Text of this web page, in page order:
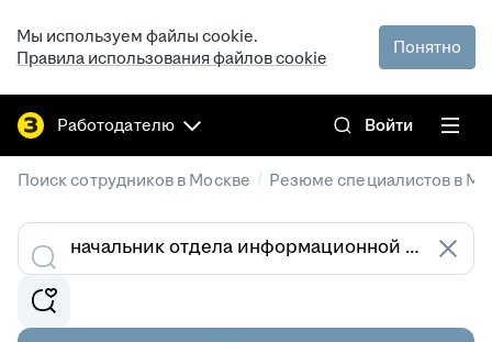
Мы используем файлы cookie.
Правила использования файлов cookie
Понятно
Работодателю Войти
Поиск сотрудников в Москве / Резюме специалистов в